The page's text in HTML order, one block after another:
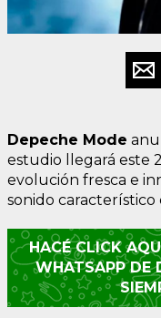
Depeche Mode
estudio llegará este
evolución fresca e
sonido característico
HACÉ CLICK
WHATSAPP DE